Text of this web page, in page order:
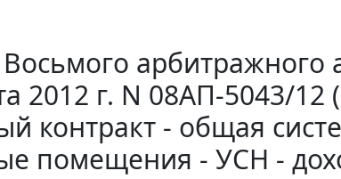
арбитражного
2012 г. N 08АП-5043/
контракт - общая
помещения - УСН -